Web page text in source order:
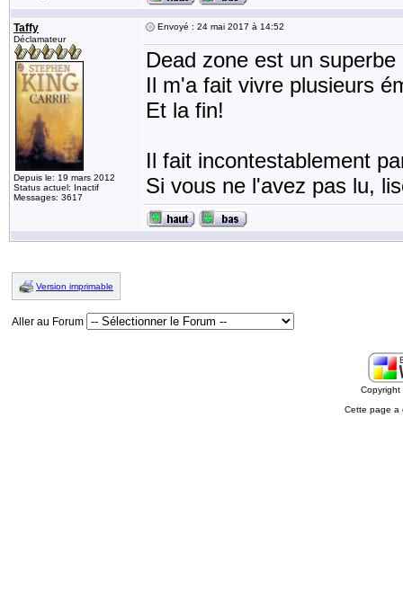
Taffy
Déclamateur
Depuis le: 19 mars 2012
Status actuel: Inactif
Messages: 3617
Envoyé : 24 mai 2017 à 14:52
Dead zone est un superbe
Il m'a fait vivre plusieurs
Et la fin!
Il fait incontestablement
Si vous ne l'avez pas lu,
Version imprimable
Aller au Forum
Cette page a